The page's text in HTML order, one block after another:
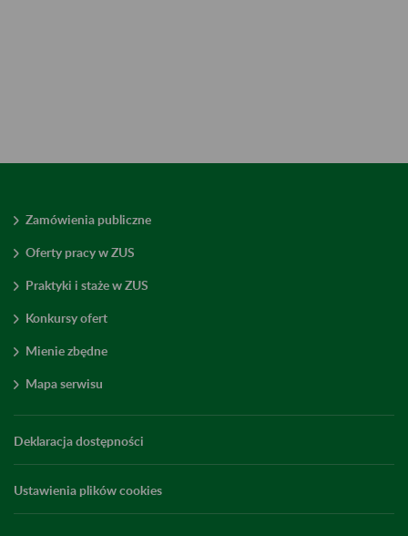
Zamówienia publiczne
Oferty pracy w ZUS
Praktyki i staże w ZUS
Konkursy ofert
Mienie zbędne
Mapa serwisu
Deklaracja dostępności
Ustawienia plików cookies